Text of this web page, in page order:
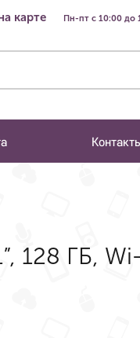
карте Пн-пт с 10:00 до
128 ГБ,